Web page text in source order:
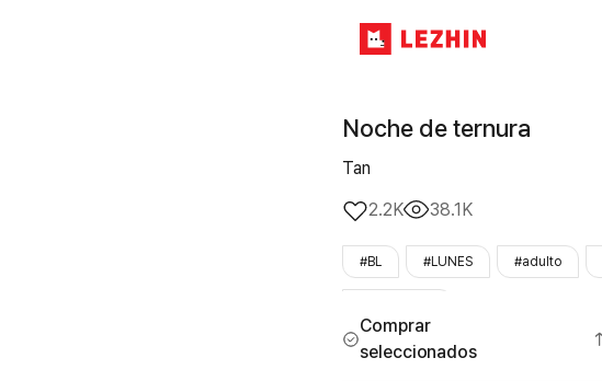
Noche de ternura
Tan
2.2K
38.1K
#BL #LUNES #adulto
Comprar
seleccionados